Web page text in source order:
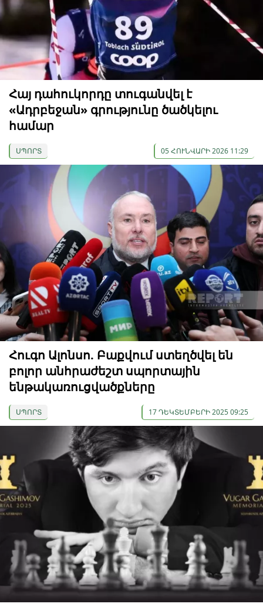
Հայ դահուկորդը տուգանվել է
«Ադրբեջան» գրությունը ծածկելու
համար
ՍՊՈՐՏ 05 ՀՈՒՆՎԱՐԻ 2026 11:29
Հուգո Ալոնսո. Բաքվում ստեղծվել են
բոլոր անհրաժեշտ սպորտային
ենթակառուցվածքները
ՍՊՈՐՏ 17 ԴԵԿՏԵՄԲԵՐԻ 2025 09:25